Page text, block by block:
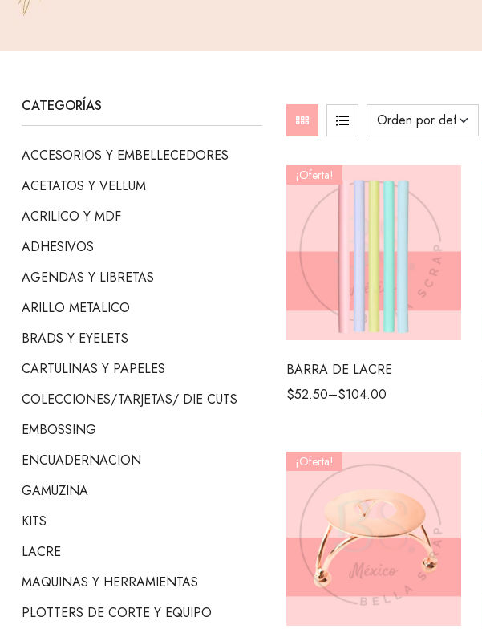
¡Oferta!
BARRA DE LACRE
$52.50–$104.00
¡Oferta!
CATEGORÍAS
ACCESORIOS Y EMBELLECEDORES
ACETATOS Y VELLUM
ACRILICO Y MDF
ADHESIVOS
AGENDAS Y LIBRETAS
ARILLO METALICO
BRADS Y EYELETS
CARTULINAS Y PAPELES
COLECCIONES/TARJETAS/ DIE CUTS
EMBOSSING
ENCUADERNACION
GAMUZINA
KITS
LACRE
MAQUINAS Y HERRAMIENTAS
PLOTTERS DE CORTE Y EQUIPO